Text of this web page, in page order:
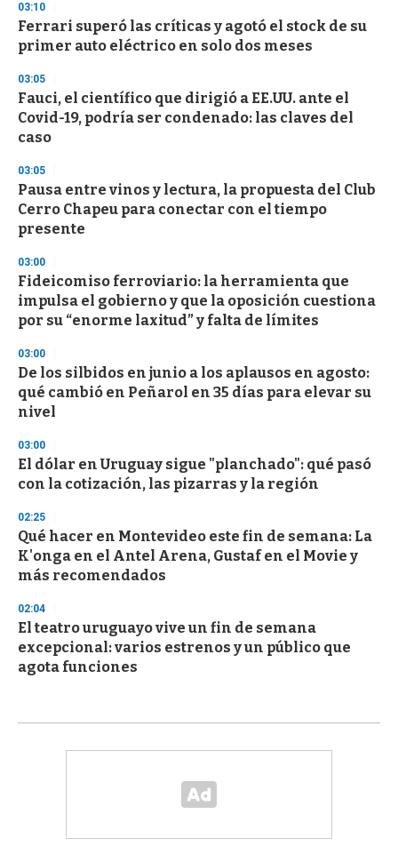
d
s
o
f
3
s
e
c
o
d
s
03:10
Ferrari superó las críticas y agotó el stock de su
primer auto eléctrico en solo dos meses
03:05
Fauci, el científico que dirigió a EE.UU. ante el
Covid-19, podría ser condenado: las claves del
caso
03:05
Pausa entre vinos y lectura, la propuesta del Club
Cerro Chapeu para conectar con el tiempo
presente
03:00
Fideicomiso ferroviario: la herramienta que
impulsa el gobierno y que la oposición cuestiona
por su “enorme laxitud” y falta de límites
03:00
De los silbidos en junio a los aplausos en agosto:
qué cambió en Peñarol en 35 días para elevar su
nivel
03:00
El dólar en Uruguay sigue "planchado": qué pasó
con la cotización, las pizarras y la región
02:25
Qué hacer en Montevideo este fin de semana: La
K'onga en el Antel Arena, Gustaf en el Movie y
más recomendados
02:04
El teatro uruguayo vive un fin de semana
excepcional: varios estrenos y un público que
agota funciones